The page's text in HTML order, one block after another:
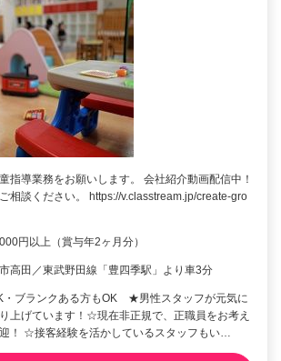
指導業務をお願いします。 会社紹介動画配信中！
相談ください。 https://v.classtream.jp/create-gro
円以上（賞与年2ヶ月分）
高田／東武野田線「豊四季駅」より車3分
・ブランクある方もOK ★男性スタッフが元気に
上げています！☆現在非正規で、正職員をお考え
！ ☆接客経験を活かしているスタッフもい…